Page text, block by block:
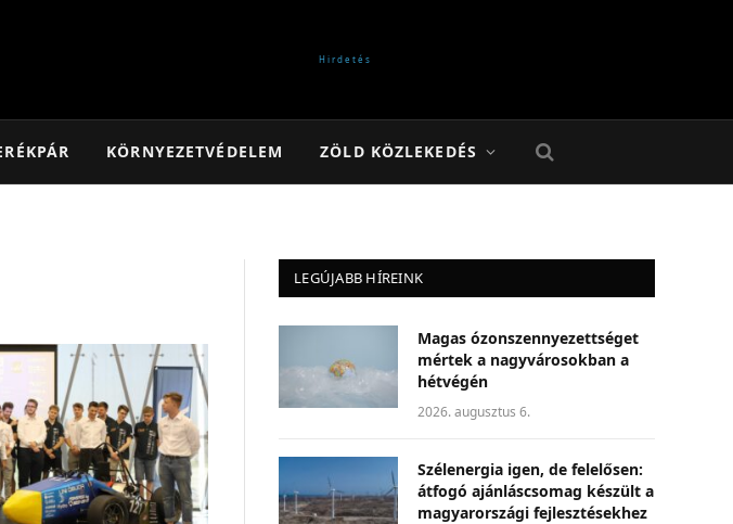
KÖRNYEZETVÉDELEM ZÖLD KÖZLEKEDÉS
LEGÚJABB HÍREINK
Magas ózonszennyezettséget
mértek a nagyvárosokban a
hétvégén
2026. augusztus 6.
Szélenergia igen, de felelősen:
átfogó ajánláscsomag készült a
magyarországi fejlesztésekhez